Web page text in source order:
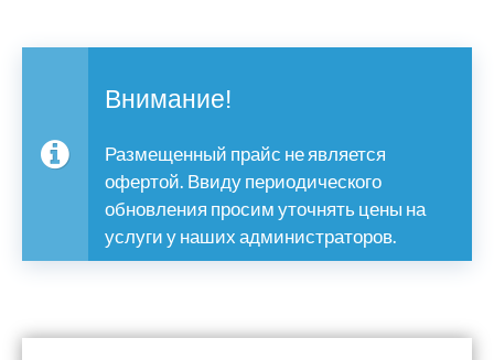
Внимание!
Размещенный прайс не является
офертой. Ввиду периодического
обновления просим уточнять цены на
услуги у наших администраторов.